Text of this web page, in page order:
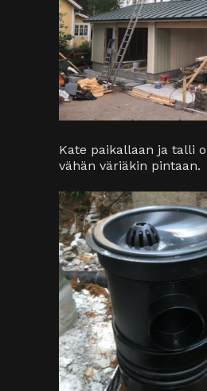
Kate paikallaan ja talli
vähän väriäkin pintaan.